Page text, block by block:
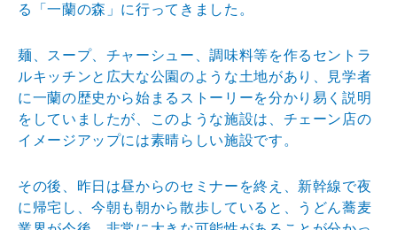
る「一蘭の森」に行ってきました。
麺、スープ、チャーシュー、調味料等を作るセントラ
ルキッチンと広大な公園のような土地があり、見学者
に一蘭の歴史から始まるストーリーを分かり易く説明
をしていましたが、このような施設は、チェーン店の
イメージアップには素晴らしい施設です。
その後、昨日は昼からのセミナーを終え、新幹線で夜
に帰宅し、今朝も朝から散歩していると、うどん蕎麦